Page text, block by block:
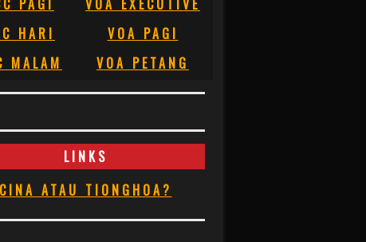
PAGI
VOA EXECUTIVE
HARI
VOA PAGI
MALAM
VOA PETANG
LINKS
CINA ATAU TIONGHOA?